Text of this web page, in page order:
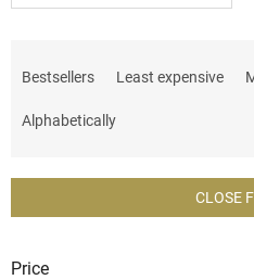
s
r
Bestsellers Least expensive
Alphabetically
CLOSE
Price